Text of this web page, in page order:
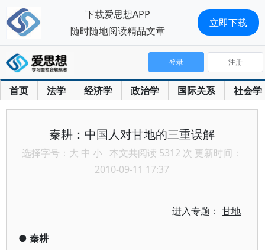
首页 法学 经济学 政治学 国际关系 社会学
登录 注册
秦耕：中国人对甘地的三重误解
选择字号： 大 中 小 本文共阅读 5312 次 更新时间：
2010-09-11 17:37
进入专题：甘地
● 秦耕
下载爱思想APP
随时随地阅读精品文章
立即下载